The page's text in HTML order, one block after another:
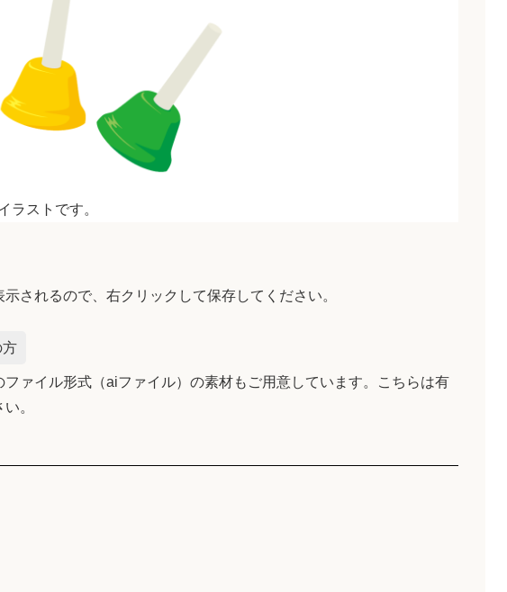
ラストです。
されるので、右クリックして保存してください。
方
ァイル形式（aiファイル）の素材もご用意しています。こちらは有
。